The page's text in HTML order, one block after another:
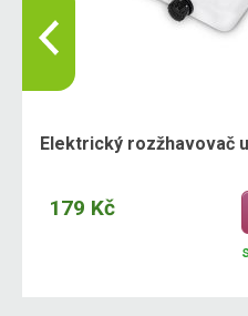
Elektrický rozžhavovač
179 Kč